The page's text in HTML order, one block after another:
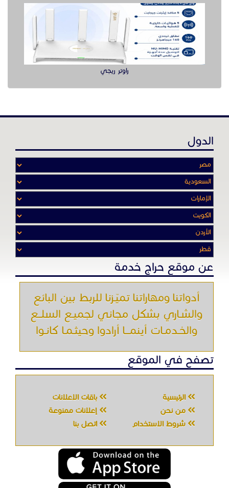
راوتر ريجي
الدول
عن موقع حراج خدمة
أدواتنا ومهاراتنا تميّـزنا للربط بين البائع
والشـاري بشكل مجاني لجميـع السلــع
والخـدمـات أينمـــا أرادوا وحيثـمـا كانـوا
تصفح في الموقع
الرئيسية
باقات الإعلانات
من نحن
إعلانات ممنوعة
شروط الاستخدام
اتصل بنا